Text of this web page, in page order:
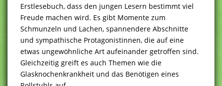
Erstlesebuch, dass den jungen Lesern bestimmt viel
Freude machen wird. Es gibt Momente zum
Schmunzeln und Lachen, spannendere Abschnitte
und sympathische Protagonistinnen, die auf eine
etwas ungewöhnliche Art aufeinander getroffen sind.
Gleichzeitig greift es auch Themen wie die
Glasknochenkrankheit und das Benötigen eines